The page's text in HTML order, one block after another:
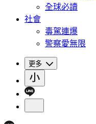
全球必讀
社會
毒駕連爆
警察愛無限
更多